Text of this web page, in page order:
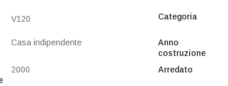
V120 Categoria
Casa indipendente
Anno
costruzione
2000 Arredato